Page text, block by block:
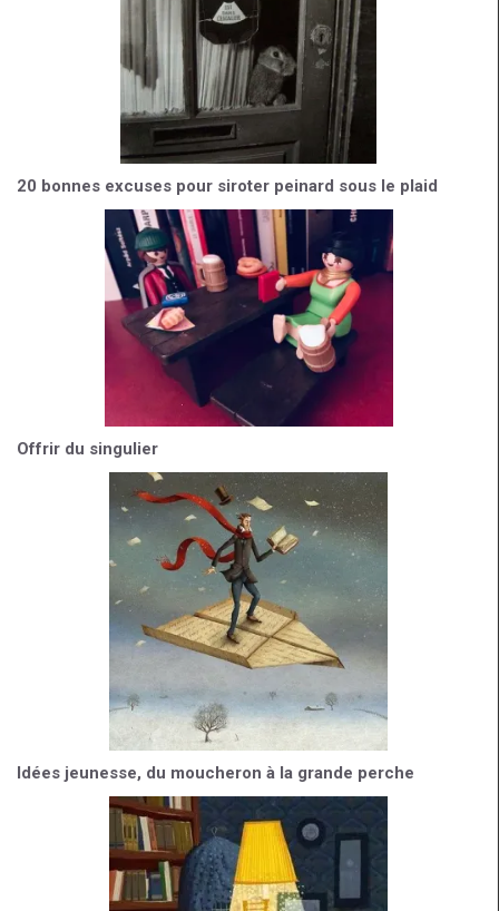
20 bonnes excuses pour siroter peinard sous le plaid
Offrir du singulier
Idées jeunesse, du moucheron à la grande perche